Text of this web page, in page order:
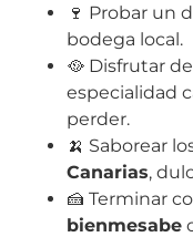
🍷 Probar un
bodega local.
🥘 Disfrutar
especialidad
perder.
🍌 Saborear
Canarias,
🍰 Terminar
bienmesabe